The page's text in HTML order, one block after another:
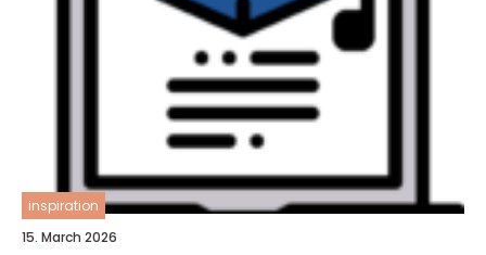
inspiration
15. March 2026